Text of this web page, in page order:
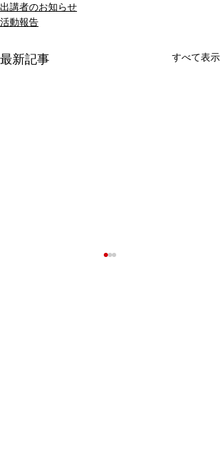
出講者のお知らせ
活動報告
最新記事 すべて表示